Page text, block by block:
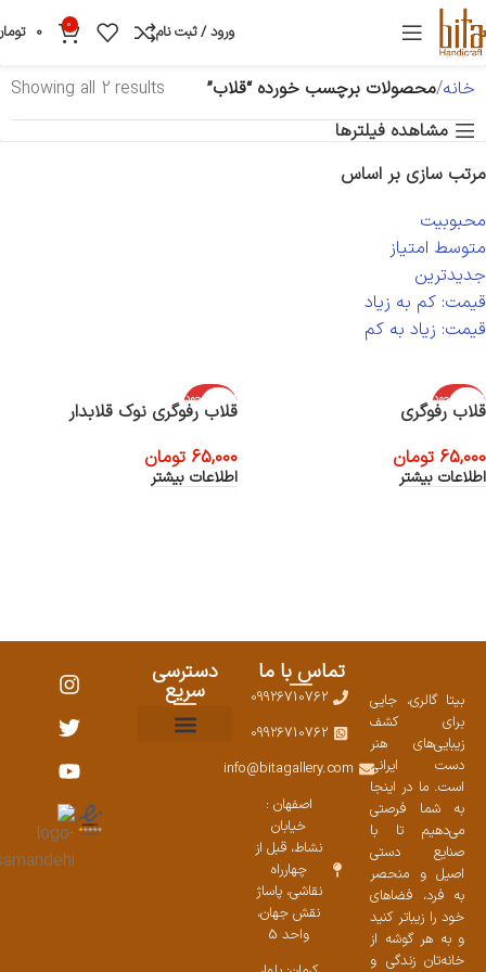
ورود / ثبت نام 0
0
خانه محصولات برچسب خورده “قلاب”
Showing all 2 results
مشاهده فیلترها
مرتب سازی بر اساس
محبوبیت
متوسط امتیاز
جدیدترین
قیمت: کم به زیاد
قیمت: زیاد به کم
اتمام موجود
ی
قلاب رفوگری
65,000 تومان
اطلاعات بیشتر
اتمام موجود
ی
قلاب رفوگری نوک قلابدار
65,000 تومان
اطلاعات بیشتر
بیتا گالری، جایی
برای کشف
زیبایی‌های هنر
دست ایرانی
است. ما در اینجا
به شما فرصتی
می‌دهیم تا با
صنایع دستی
اصیل و منحصر
به فرد، فضاهای
خود را زیباتر کنید
و به هر گوشه از
خانه‌تان زندگی و
تماس با ما
09926710762
09926710762
info@bitagallery.com
اصفهان :
خیابان
نشاط، قبل از
چهارراه
نقاشی، پاساژ
نقش جهان،
واحد 5
دسترسی
سریع